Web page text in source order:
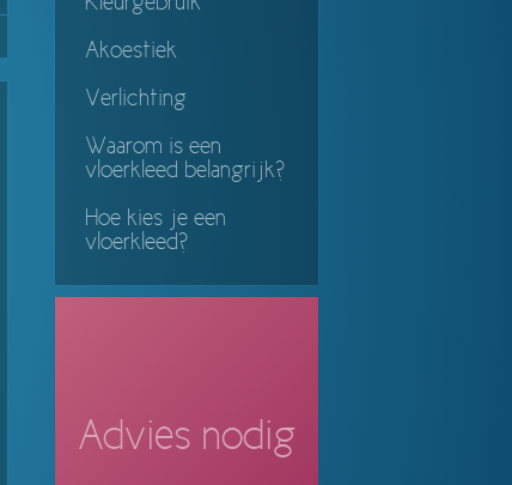
Akoestiek
Verlichting
Waarom is een
vloerkleed belangrijk?
Hoe kies je een
vloerkleed?
Advies nodig